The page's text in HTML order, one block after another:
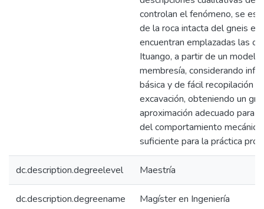
controlan el fenómeno, se
de la roca intacta del gneis en
encuentran emplazadas las
Ituango, a partir de un
membresía, considerando
básica y de fácil recopilación
excavación, obteniendo un
aproximación adecuado para
del comportamiento
suficiente para la práctica
dc.description.degreelevel Maestría
dc.description.degreename Magíster en Ingeniería